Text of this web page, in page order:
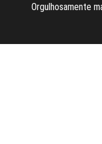
Orgulhosamente